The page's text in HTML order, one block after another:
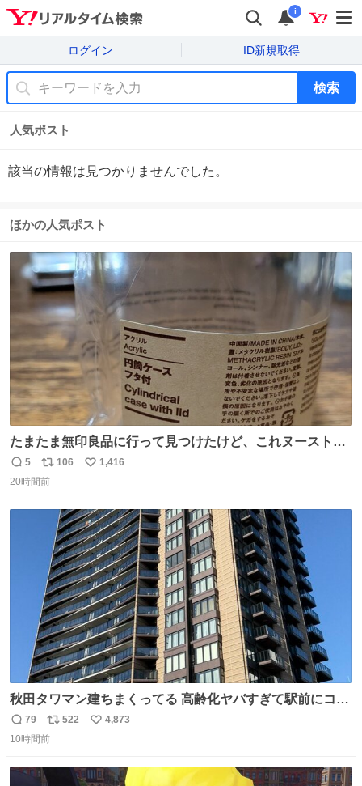
i
ログイン ID新規取得
検索
人気ポスト
該当の情報は見つかりませんでした。
ほかの人気ポスト
たまたま無印良品に行って見つけたけど、これヌーストの
台座になるじゃん🍜✨️
返
信
5
リ
ポ
106
い
数
1,416
20時間前
秋田タワマン建ちまくってる 高齢化ヤバすぎて駅前にコン
パクトシティつくって高齢者を住ませる考えらしい 病院も
全部駅前にある
返
信
79
リ
ポ
ト
522
い
数
4,873
10時間前